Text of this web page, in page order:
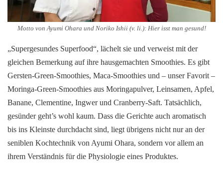
Motto von Ayumi Ohara und Noriko Ishii (v. li.): Hier isst man gesund!
„Supergesundes Superfood“, lächelt sie und verweist mit der
gleichen Bemerkung auf ihre hausgemachten Smoothies. Es gibt
Gersten-Green-Smoothies, Maca-Smoothies und – unser Favorit –
Moringa-Green-Smoothies aus Moringapulver, Leinsamen, Apfel,
Banane, Clementine, Ingwer und Cranberry-Saft. Tatsächlich,
gesünder geht’s wohl kaum. Dass die Gerichte auch aromatisch
bis ins Kleinste durchdacht sind, liegt übrigens nicht nur an der
seniblen Kochtechnik von Ayumi Ohara, sondern vor allem an
ihrem Verständnis für die Physiologie eines Produktes.